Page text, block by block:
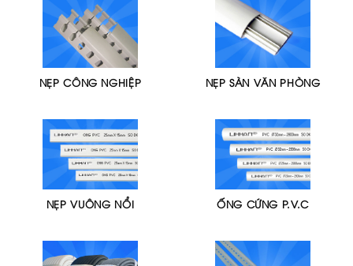
NẸP CÔNG NGHIỆP NẸP SÀN VĂN PHÒNG
NẸP VUÔNG NỔI ỐNG CỨNG P.V.C